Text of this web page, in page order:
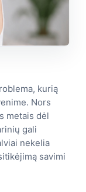
kurią
Nors
metais dėl
gali
nekelia
savimi